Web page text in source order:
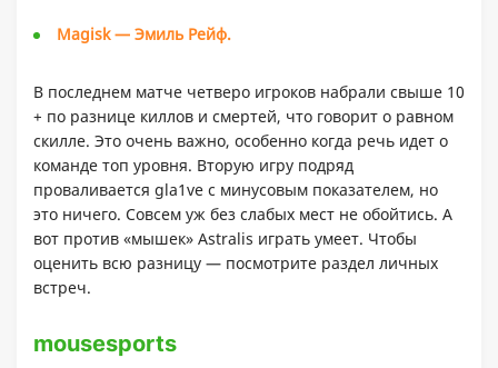
Magisk — Эмиль Рейф.
В последнем матче четверо игроков набрали свыше 10
+ по разнице киллов и смертей, что говорит о равном
скилле. Это очень важно, особенно когда речь идет о
команде топ уровня. Вторую игру подряд
проваливается gla1ve с минусовым показателем, но
это ничего. Совсем уж без слабых мест не обойтись. А
вот против «мышек» Astralis играть умеет. Чтобы
оценить всю разницу — посмотрите раздел личных
встреч.
mousesports